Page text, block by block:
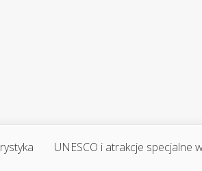
UNESCO i atrakcje specjalne